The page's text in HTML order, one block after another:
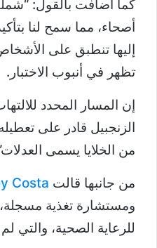
كما أضافت بالقول:
أصحاء، مما سمح لنا
إليها تنطبق على
تظهر في أنبوب الاختبار.
إن المسار المحدد
الزنجبيل قادر على
من الخلايا يسمى
من جانبها قالت Costa
ومستشارة تغذية
للرعاية الصحية، والتي